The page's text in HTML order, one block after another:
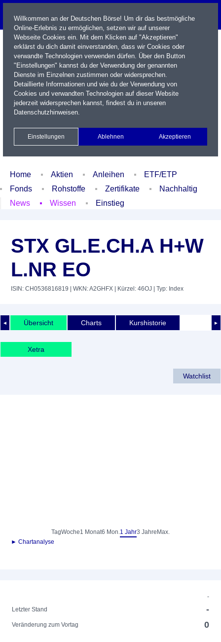
Name / WKN / ISIN / Kürzel
Xetra Realtime
Watchlist Portfolio Login
Home Aktien Anleihen
ETF/ETP
Fonds
Rohstoffe Zertifikate
Nachhaltig
News
Wissen Einstieg
STX GL.E.CH.A H+W
L.NR EO
ISIN: CH0536816819 | WKN: A2GHFX | Kürzel: 46OJ | Typ: Index
◄ ►
Übersicht Charts Kurshistorie
Xetra
Watchlist
TagWoche1 Monat6 Mon.1 Jahr3 Jahre Max.
► Chartanalyse
-
Letzter Stand
-
Veränderung zum Vortag 0
Willkommen an der Deutschen Börse! Um dir das bestmögliche
Online-Erlebnis zu ermöglichen, setzen wir auf unserer
Webseite Cookies ein. Mit dem Klicken auf "Akzeptieren"
erklärst du dich damit einverstanden, dass wir Cookies oder
verwandte Technologien verwenden dürfen. Über den Button
"Einstellungen" kannst du der Verwendung der genannten
Dienste im Einzelnen zustimmen oder widersprechen.
Detaillierte Informationen und wie du der Verwendung von
Cookies und verwandten Technologien auf dieser Website
jederzeit widersprechen kannst, findest du in unseren
Datenschutzhinweisen.
Einstellungen Ablehnen Akzeptieren